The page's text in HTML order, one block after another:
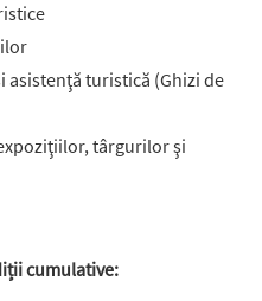
asistenţă turistică (Ghizi de
târgurilor şi
cumulative: